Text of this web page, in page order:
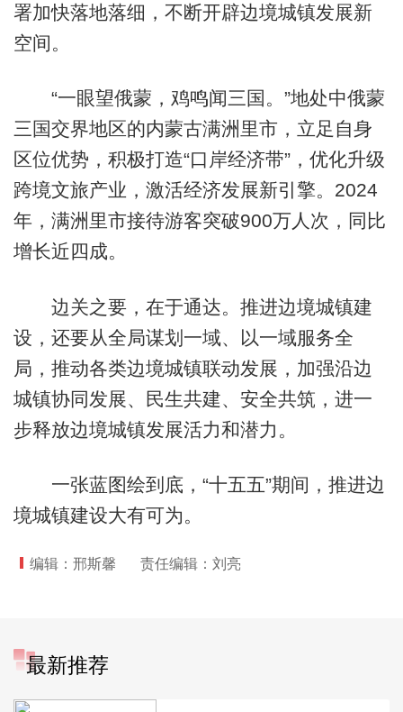
署加快落地落细，不断开辟边境城镇发展新
空间。
“一眼望俄蒙，鸡鸣闻三国。”地处中俄蒙
三国交界地区的内蒙古满洲里市，立足自身
区位优势，积极打造“口岸经济带”，优化升级
跨境文旅产业，激活经济发展新引擎。2024
年，满洲里市接待游客突破900万人次，同比
增长近四成。
边关之要，在于通达。推进边境城镇建
设，还要从全局谋划一域、以一域服务全
局，推动各类边境城镇联动发展，加强沿边
城镇协同发展、民生共建、安全共筑，进一
步释放边境城镇发展活力和潜力。
一张蓝图绘到底，“十五五”期间，推进边
境城镇建设大有可为。
编辑：邢斯馨 责任编辑：刘亮
最新推荐